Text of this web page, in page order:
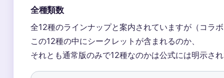
全種類数
全12種のラインナップと案内されていますが（コラ
この12種の中にシークレットが含まれるのか、
それとも通常版のみで12種なのかは公式には明示さ